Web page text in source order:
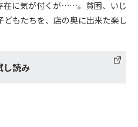
在に気が付くが……。貧困、いじ
もたちを、店の奥に出来た楽し
し読み